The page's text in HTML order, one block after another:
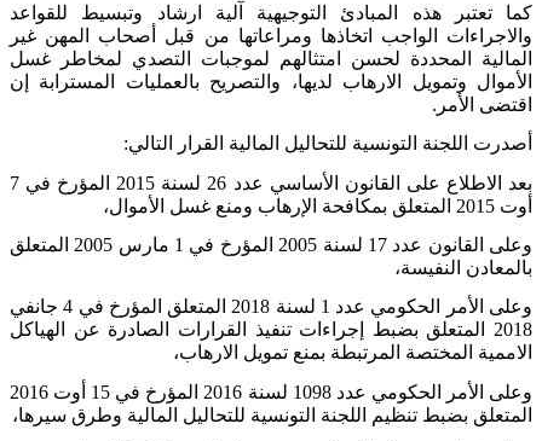
كما تعتبر هذه المبادئ التوجيهية آلية ارشاد وتبسيط للقواعد
والاجراءات الواجب اتخاذها ومراعاتها من قبل أصحاب المهن غير
المالية المحددة لحسن امتثالهم لموجبات التصدي لمخاطر غسل
الأموال وتمويل الارهاب لديها، والتصريح بالعمليات المسترابة إن
اقتضى الأمر.
أصدرت اللجنة التونسية للتحاليل المالية القرار التالي:
بعد الاطلاع على القانون الأساسي عدد 26 لسنة 2015 المؤرخ في 7
أوت 2015 المتعلق بمكافحة الإرهاب ومنع غسل الأموال،
وعلى القانون عدد17 لسنة 2005 المؤرخ في 1 مارس 2005 المتعلق
بالمعادن النفيسة،
وعلى الأمر الحكومي عدد 1 لسنة 2018 المتعلق المؤرخ في 4جانفي
2018 المتعلق بضبط إجراءات تنفيذ القرارات الصادرة عن الهياكل
الاممية المختصة المرتبطة بمنع تمويل الارهاب،
وعلى الأمر الحكومي عدد1098 لسنة 2016 المؤرخ في 15 أوت 2016
المتعلق بضبط تنظيم اللجنة التونسية للتحاليل المالية وطرق سيرها،